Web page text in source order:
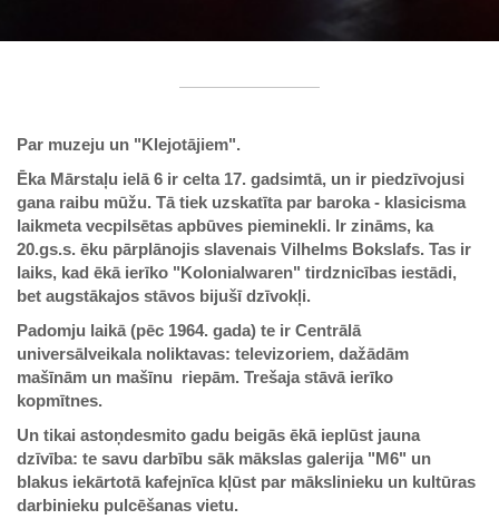
Par muzeju un "Klejotājiem".
Ēka Mārstaļu ielā 6 ir celta 17. gadsimtā, un ir piedzīvojusi
gana raibu mūžu. Tā tiek uzskatīta par baroka - klasicisma
laikmeta vecpilsētas apbūves pieminekli. Ir zināms, ka
20.gs.s. ēku pārplānojis slavenais Vilhelms Bokslafs. Tas ir
laiks, kad ēkā ierīko "Kolonialwaren" tirdznicības iestādi,
bet augstākajos stāvos bijušī dzīvokļi.
Padomju laikā (pēc 1964. gada) te ir Centrālā
universālveikala noliktavas: televizoriem, dažādām
mašīnām un mašīnu riepām. Trešaja stāvā ierīko
kopmītnes.
Un tikai astoņdesmito gadu beigās ēkā ieplūst jauna
dzīvība: te savu darbību sāk mākslas galerija "M6" un
blakus iekārtotā kafejnīca kļūst par mākslinieku un kultūras
darbinieku pulcēšanas vietu.